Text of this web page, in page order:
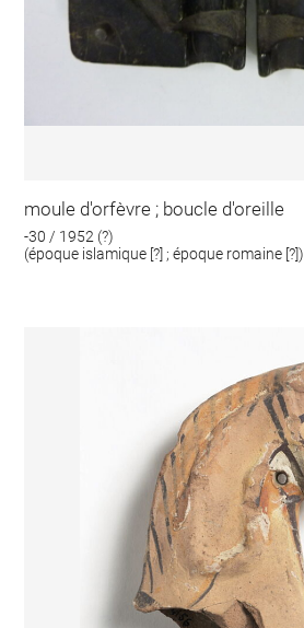
moule d'orfèvre ; boucle d'oreille
-30 / 1952 (?)
(époque islamique [?] ; époque romaine [?])